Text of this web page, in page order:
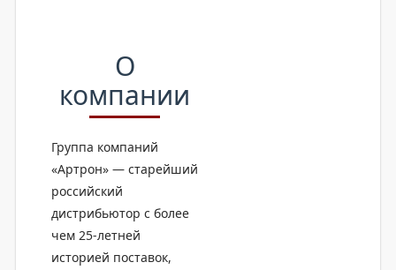
О
компании
Группа компаний
«Артрон» — старейший
российский
дистрибьютор с более
чем 25-летней
историей поставок,